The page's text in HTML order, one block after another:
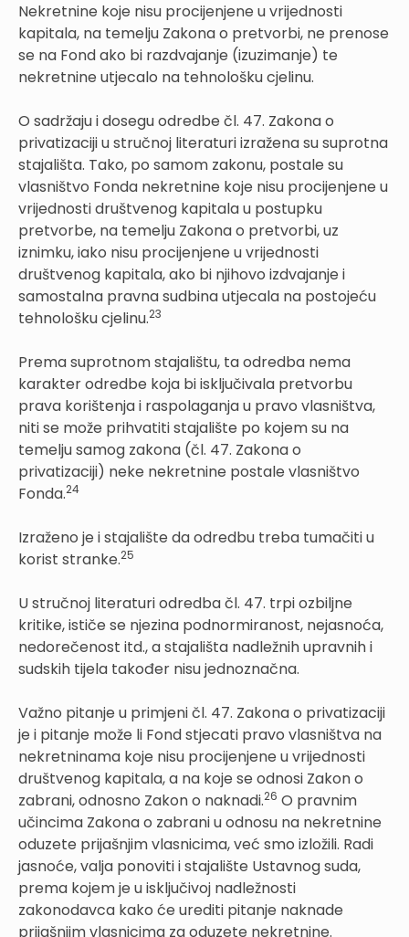
Nekretnine koje nisu procijenjene u vrijednosti
kapitala, na temelju Zakona o pretvorbi, ne prenose
se na Fond ako bi razdvajanje (izuzimanje) te
nekretnine utjecalo na tehnološku cjelinu.
O sadržaju i dosegu odredbe čl. 47. Zakona o
privatizaciji u stručnoj literaturi izražena su suprotna
stajališta. Tako, po samom zakonu, postale su
vlasništvo Fonda nekretnine koje nisu procijenjene u
vrijednosti društvenog kapitala u postupku
pretvorbe, na temelju Zakona o pretvorbi, uz
iznimku, iako nisu procijenjene u vrijednosti
društvenog kapitala, ako bi njihovo izdvajanje i
samostalna pravna sudbina utjecala na postojeću
tehnološku cjelinu.23
Prema suprotnom stajalištu, ta odredba nema
karakter odredbe koja bi isključivala pretvorbu
prava korištenja i raspolaganja u pravo vlasništva,
niti se može prihvatiti stajalište po kojem su na
temelju samog zakona (čl. 47. Zakona o
privatizaciji) neke nekretnine postale vlasništvo
Fonda.24
Izraženo je i stajalište da odredbu treba tumačiti u
korist stranke.25
U stručnoj literaturi odredba čl. 47. trpi ozbiljne
kritike, ističe se njezina podnormiranost, nejasnoća,
nedorečenost itd., a stajališta nadležnih upravnih i
sudskih tijela također nisu jednoznačna.
Važno pitanje u primjeni čl. 47. Zakona o privatizaciji
je i pitanje može li Fond stjecati pravo vlasništva na
nekretninama koje nisu procijenjene u vrijednosti
društvenog kapitala, a na koje se odnosi Zakon o
zabrani, odnosno Zakon o naknadi.26 O pravnim
učincima Zakona o zabrani u odnosu na nekretnine
oduzete prijašnjim vlasnicima, već smo izložili. Radi
jasnoće, valja ponoviti i stajalište Ustavnog suda,
prema kojem je u isključivoj nadležnosti
zakonodavca kako će urediti pitanje naknade
prijašnjim vlasnicima za oduzete nekretnine.